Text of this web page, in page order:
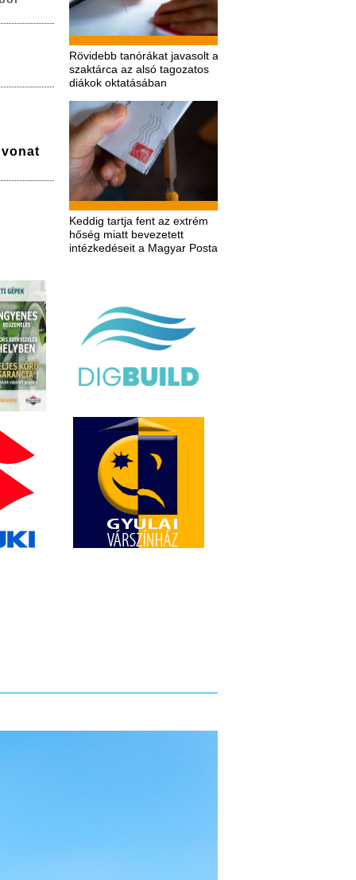
Rövidebb tanórákat javasolt a
szaktárca az alsó tagozatos
diákok oktatásában
Keddig tartja fent az extrém
hőség miatt bevezetett
intézkedéseit a Magyar Posta